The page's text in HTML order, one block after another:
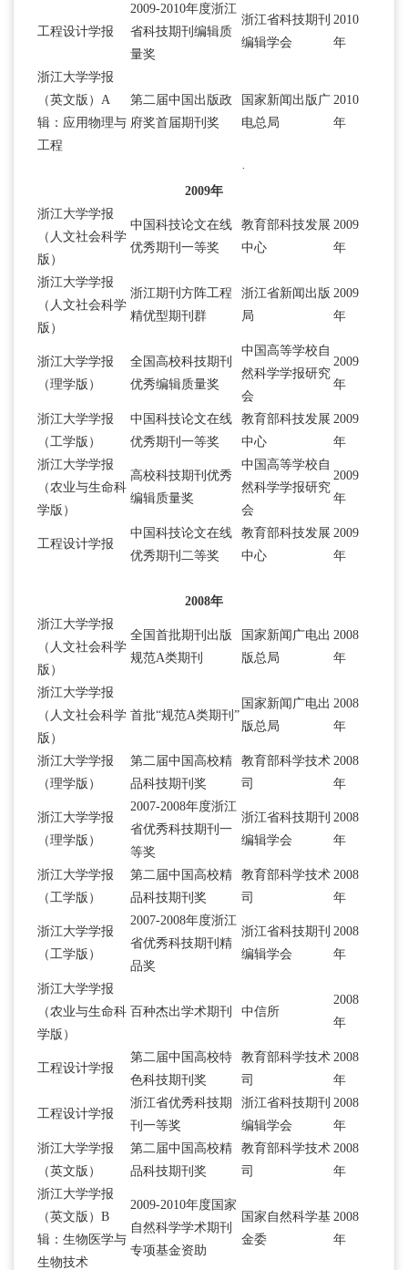
工程设计学报
2009-2010年度浙江
省科技期刊编辑质
量奖
浙江省科技期刊
编辑学会
2010
年
浙江大学学报
（英文版）A
辑：应用物理与
工程
第二届中国出版政
府奖首届期刊奖
国家新闻出版广
电总局
2010
年
·
2009年
浙江大学学报
（人文社会科学
版）
中国科技论文在线
优秀期刊一等奖
教育部科技发展
中心
2009
年
浙江大学学报
（人文社会科学
版）
浙江期刊方阵工程
精优型期刊群
浙江省新闻出版
局
2009
年
浙江大学学报
（理学版）
全国高校科技期刊
优秀编辑质量奖
中国高等学校自
然科学学报研究
会
2009
年
浙江大学学报
（工学版）
中国科技论文在线
优秀期刊一等奖
教育部科技发展
中心
2009
年
浙江大学学报
（农业与生命科
学版）
高校科技期刊优秀
编辑质量奖
中国高等学校自
然科学学报研究
会
2009
年
工程设计学报
中国科技论文在线
优秀期刊二等奖
教育部科技发展
中心
2009
年
2008年
浙江大学学报
（人文社会科学
版）
全国首批期刊出版
规范A类期刊
国家新闻广电出
版总局
2008
年
浙江大学学报
（人文社会科学
版）
首批“规范A类期刊”
国家新闻广电出
版总局
2008
年
浙江大学学报
（理学版）
第二届中国高校精
品科技期刊奖
教育部科学技术
司
2008
年
浙江大学学报
（理学版）
2007-2008年度浙江
省优秀科技期刊一
等奖
浙江省科技期刊
编辑学会
2008
年
浙江大学学报
（工学版）
第二届中国高校精
品科技期刊奖
教育部科学技术
司
2008
年
浙江大学学报
（工学版）
2007-2008年度浙江
省优秀科技期刊精
品奖
浙江省科技期刊
编辑学会
2008
年
浙江大学学报
（农业与生命科
学版）
百种杰出学术期刊 中信所
2008
年
工程设计学报
第二届中国高校特
色科技期刊奖
教育部科学技术
司
2008
年
工程设计学报
浙江省优秀科技期
刊一等奖
浙江省科技期刊
编辑学会
2008
年
浙江大学学报
（英文版）
第二届中国高校精
品科技期刊奖
教育部科学技术
司
2008
年
浙江大学学报
（英文版）B
辑：生物医学与
生物技术
2009-2010年度国家
自然科学学术期刊
专项基金资助
国家自然科学基
金委
2008
年